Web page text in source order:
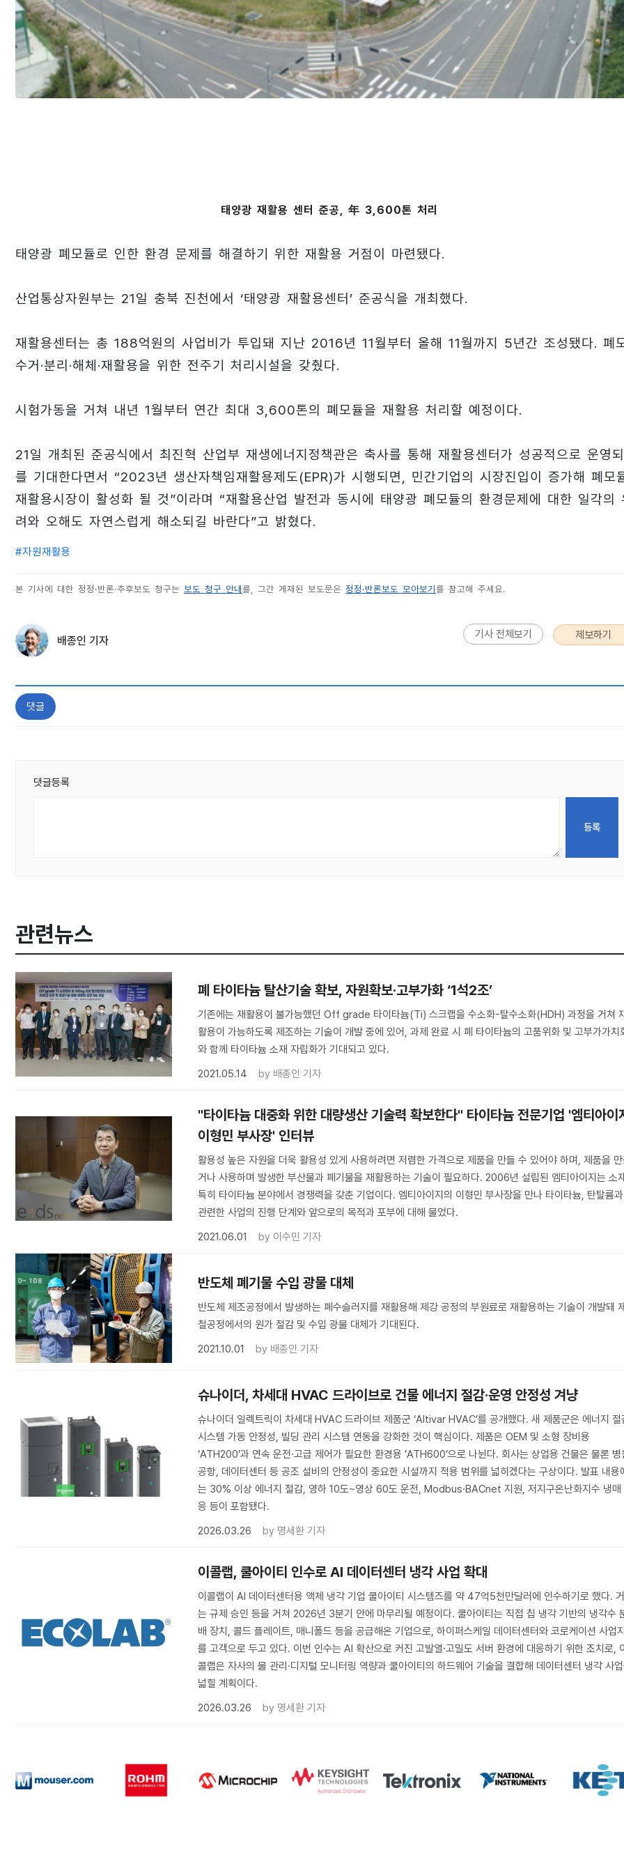
태양광 재활용 센터 준공, 年 3,600톤 처리
태양광 폐모듈로 인한 환경 문제를 해결하기 위한 재활용 거점이 마련됐다.
산업통상자원부는 21일 충북 진천에서 ‘태양광 재활용센터’ 준공식을 개최했다.
재활용센터는 총 188억원의 사업비가 투입돼 지난 2016년 11월부터 올해 11월까지 5년간 조성됐다. 폐
수거·분리·해체·재활용을 위한 전주기 처리시설을 갖췄다.
시험가동을 거쳐 내년 1월부터 연간 최대 3,600톤의 폐모듈을 재활용 처리할 예정이다.
21일 개최된 준공식에서 최진혁 산업부 재생에너지정책관은 축사를 통해 재활용센터가 성공적으로 운영되
를 기대한다면서 “2023년 생산자책임재활용제도(EPR)가 시행되면, 민간기업의 시장진입이 증가해 폐모
재활용시장이 활성화 될 것”이라며 “재활용산업 발전과 동시에 태양광 폐모듈의 환경문제에 대한 일각의
려와 오해도 자연스럽게 해소되길 바란다”고 밝혔다.
#자원재활용
본 기사에 대한 정정·반론·추후보도 청구는 보도 청구 안내 를, 그간 게재된 보도문은 정정·반론보도 모아보기 를 참고해 주세요.
배종인 기자 기사 전체보기 제보하기
댓글
댓글등록
관련뉴스
폐 타이타늄 탈산기술 확보, 자원확보·고부가화 ‘1석2조’
기존에는 재활용이 불가능했던 Off grade 타이타늄(Ti) 스크랩을 수소화-탈수소화(HDH) 과정을 거쳐
활용이 가능하도록 제조하는 기술이 개발 중에 있어, 과제 완료 시 폐 타이타늄의 고품위화 및 고부가가치
와 함께 타이타늄 소재 자립화가 기대되고 있다.
2021.05.14
by 배종인 기자
"타이타늄 대중화 위한 대량생산 기술력 확보한다" 타이타늄 전문기업 '엠티아이
이형민 부사장' 인터뷰
활용성 높은 자원을 더욱 활용성 있게 사용하려면 저렴한 가격으로 제품을 만들 수 있어야 하며, 제품을 만
거나 사용하며 발생한 부산물과 폐기물을 재활용하는 기술이 필요하다. 2006년 설립된 엠티아이지는 소
특히 타이타늄 분야에서 경쟁력을 갖춘 기업이다. 엠티아이지의 이형민 부사장을 만나 타이타늄, 탄탈륨과
관련한 사업의 진행 단계와 앞으로의 목적과 포부에 대해 물었다.
2021.06.01
by 이수민 기자
반도체 폐기물 수입 광물 대체
반도체 제조공정에서 발생하는 폐수슬러지를 재활용해 제강 공정의 부원료로 재활용하는 기술이 개발돼 제
철공정에서의 원가 절감 및 수입 광물 대체가 기대된다.
2021.10.01
by 배종인 기자
슈나이더, 차세대 HVAC 드라이브로 건물 에너지 절감·운영 안정성 겨냥
슈나이더 일렉트릭이 차세대 HVAC 드라이브 제품군 ‘Altivar HVAC’를 공개했다. 새 제품군은 에너지 절
시스템 가동 안정성, 빌딩 관리 시스템 연동을 강화한 것이 핵심이다. 제품은 OEM 및 소형 장비용
‘ATH200’과 연속 운전·고급 제어가 필요한 환경용 ‘ATH600’으로 나뉜다. 회사는 상업용 건물은 물론 병
공항, 데이터센터 등 공조 설비의 안정성이 중요한 시설까지 적용 범위를 넓히겠다는 구상이다. 발표 내용
는 30% 이상 에너지 절감, 영하 10도~영상 60도 운전, Modbus·BACnet 지원, 저지구온난화지수 냉매
응 등이 포함됐다.
2026.03.26
by 명세환 기자
이콜랩, 쿨아이티 인수로 AI 데이터센터 냉각 사업 확대
이콜랩이 AI 데이터센터용 액체 냉각 기업 쿨아이티 시스템즈를 약 47억5천만달러에 인수하기로 했다.
는 규제 승인 등을 거쳐 2026년 3분기 안에 마무리될 예정이다. 쿨아이티는 직접 칩 냉각 기반의 냉각수
배 장치, 콜드 플레이트, 매니폴드 등을 공급해온 기업으로, 하이퍼스케일 데이터센터와 코로케이션 사업
를 고객으로 두고 있다. 이번 인수는 AI 확산으로 커진 고발열·고밀도 서버 환경에 대응하기 위한 조치로, 이
콜랩은 자사의 물 관리·디지털 모니터링 역량과 쿨아이티의 하드웨어 기술을 결합해 데이터센터 냉각 사
넓힐 계획이다.
2026.03.26
by 명세환 기자